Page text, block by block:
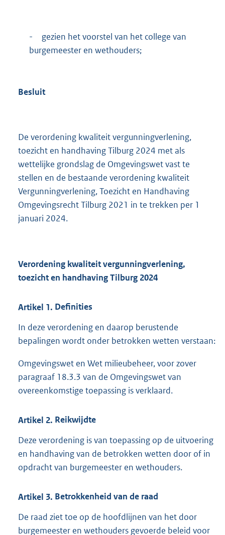
K
b
-
gezien het voorstel van het college van
burgemeester en wethouders;
Besluit
De verordening kwaliteit vergunningverlening,
toezicht en handhaving Tilburg 2024 met als
wettelijke grondslag de Omgevingswet vast te
stellen en de bestaande verordening kwaliteit
Vergunningverlening, Toezicht en Handhaving
Omgevingsrecht Tilburg 2021 in te trekken per 1
januari 2024.
Verordening kwaliteit vergunningverlening,
toezicht en handhaving Tilburg 2024
Artikel 1. Definities
In deze verordening en daarop berustende
bepalingen wordt onder betrokken wetten verstaan:
Omgevingswet en Wet milieubeheer, voor zover
paragraaf 18.3.3 van de Omgevingswet van
overeenkomstige toepassing is verklaard.
Artikel 2. Reikwijdte
Deze verordening is van toepassing op de uitvoering
en handhaving van de betrokken wetten door of in
opdracht van burgemeester en wethouders.
Artikel 3. Betrokkenheid van de raad
De raad ziet toe op de hoofdlijnen van het door
burgemeester en wethouders gevoerde beleid voor